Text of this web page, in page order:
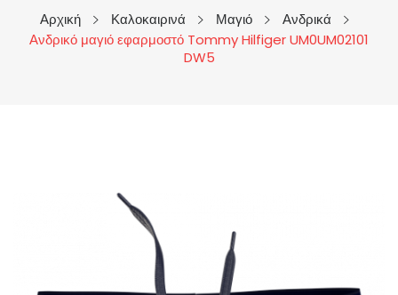
Αρχική Καλοκαιρινά Μαγιό
Ανδρικά
Ανδρικό μαγιό εφαρμοστό Tommy Hilfiger UM0UM02101
DW5